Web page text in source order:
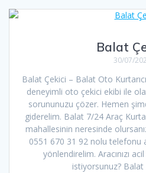
Balat
30/07/
Balat Çekici – Balat Oto
deneyimli oto çekici ekibi ile
sorununuzu çözer. Hemen
giderelim. Balat 7/24 Araç
mahallesinin neresinde
0551 670 31 92 nolu telefonu
yönlendirelim. Aracınızı
istiyorsunuz?